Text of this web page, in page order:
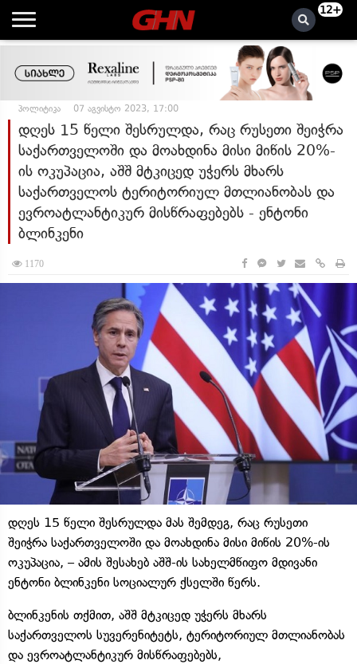
12+
პოლიტიკა 07 აგვისტო 2023, 17:00
დღეს 15 წელი შესრულდა, რაც რუსეთი შეიჭრა
საქართველოში და მოახდინა მისი მიწის 20%-
ის ოკუპაცია, აშშ მტკიცედ უჭერს მხარს
საქართველოს ტერიტორიულ მთლიანობას და
ევროატლანტიკურ მისწრაფებებს - ენტონი
ბლინკენი
1170
დღეს 15 წელი შესრულდა მას შემდეგ, რაც რუსეთი
შეიჭრა საქართველოში და მოახდინა მისი მიწის 20%-ის
ოკუპაცია, – ამის შესახებ აშშ-ის სახელმწიფო მდივანი
ენტონი ბლინკენი სოციალურ ქსელში წერს.
ბლინკენის თქმით, აშშ მტკიცედ უჭერს მხარს
საქართველოს სუვერენიტეტს, ტერიტორიულ მთლიანობას
და ევროატლანტიკურ მისწრაფებებს,